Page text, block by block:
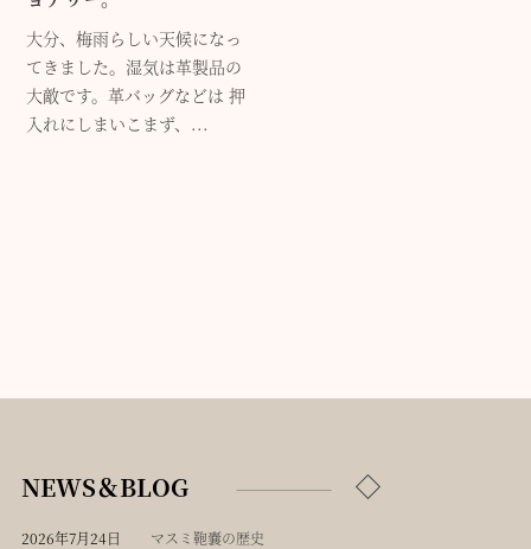
大分、梅雨らしい天候になっ
てきました。湿気は革製品の
大敵です。革バッグなどは 押
入れにしまいこまず、...
NEWS＆BLOG
2026年7月24日 マスミ鞄嚢の歴史